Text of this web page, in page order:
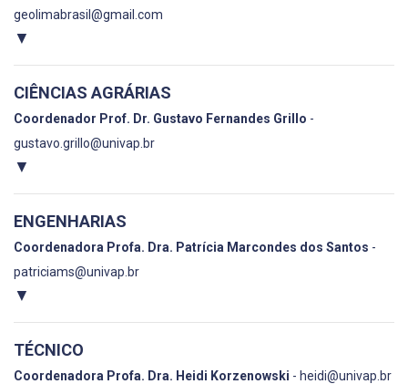
geolimabrasil@gmail.com
▼
CIÊNCIAS AGRÁRIAS
Coordenador Prof. Dr. Gustavo Fernandes Grillo -
gustavo.grillo@univap.br
▼
ENGENHARIAS
Coordenadora Profa. Dra. Patrícia Marcondes dos Santos -
patriciams@univap.br
▼
TÉCNICO
Coordenadora Profa. Dra. Heidi Korzenowski - heidi@univap.br